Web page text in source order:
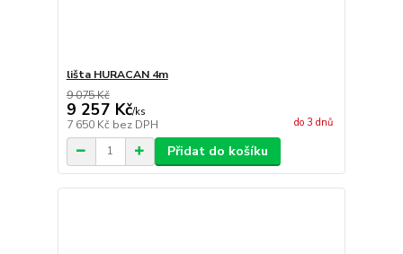
lišta HURACAN 4m
9 075 Kč
9 257 Kč/ks
7 650 Kč bez DPH do 3 dnů
Přidat do košíku